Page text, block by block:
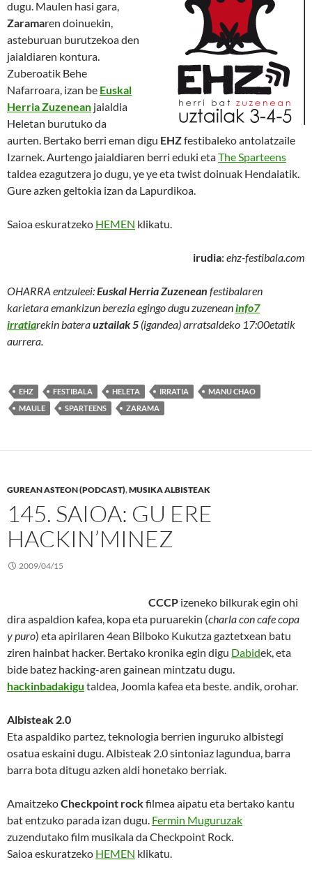
dugu. Maulen hasi gara,
Zaramaren doinuekin,
asteburuan burutzekoa den
jaialdiaren kontura.
Zuberoatik Behe
Nafarroara, izan be Euskal
Herria Zuzenean jaialdia
Heletan burutuko da
aurten. Bertako berri eman digu EHZfestibaleko antolatzaile
Izarnek. Aurtengo jaialdiaren berri eduki etaThe Sparteens
taldea ezagutzera jo dugu, ye ye eta twist doinuak Hendaiatik.
Gure azken geltokia izan da Lapurdikoa.
Saioa eskuratzeko HEMEN klikatu.
irudia: ehz-festibala.com
OHARRA entzuleei:Euskal Herria Zuzenean festibalaren
karietara emankizun berezia egingo dugu zuzeneaninfo7
irratiarekin baterauztailak 5 (igandea) arratsaldeko 17:00etatik
aurrera.
EHZ FESTIBALA HELETA IRRATIA
MANU CHAO
MAULE
SPARTEENS ZARAMA
GUREAN ASTEON (PODCAST),MUSIKA ALBISTEAK
145. SAIOA: GU ERE
HACKIN’MINEZ
2009/04/15
CCCP izeneko bilkurak egin ohi
dira aspaldion kafea, kopa eta puruarekin (charla con cafe copa
y puro) eta apirilaren 4ean Bilboko Kukutza gaztetxean batu
ziren hainbat hacker. Bertako kronika egin digu Dabidek, eta
bide batez hacking-aren gainean mintzatu dugu.
hackinbadakigu taldea, Joomla kafea eta beste. andik, orohar.
Albisteak 2.0
Eta aspaldiko partez, teknologia berrien inguruko albistegi
osatua eskaini dugu. Albisteak 2.0 sintoniaz lagundua, barra
barra bota ditugu azken aldi honetako berriak.
AmaitzekoCheckpoint rockfilmea aipatu eta bertako kantu
bat entzuko parada izan dugu. Fermin Muguruzak
zuzendutako film musikala da Checkpoint Rock.
Saioa eskuratzeko HEMEN klikatu.